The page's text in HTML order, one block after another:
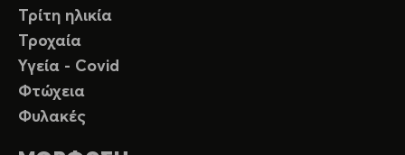
Τρίτη ηλικία
Τροχαία
Υγεία - Covid
Φτώχεια
Φυλακές